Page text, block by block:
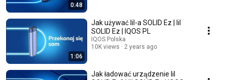
0:48
1:06
Jak używać lil-a SOLID Ez | lil
SOLID Ez | IQOS PL
IQOS Polska
10K views
2 years ago
Jak ładować urządzenie lil